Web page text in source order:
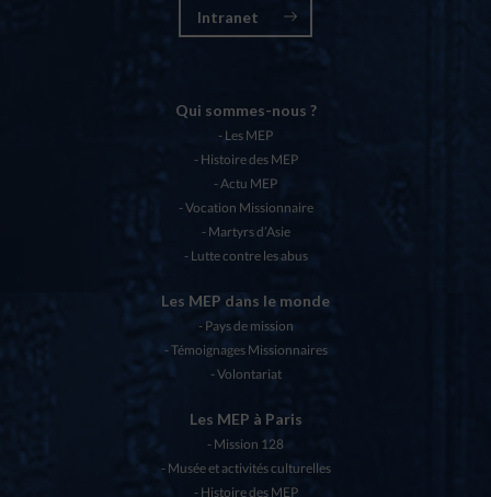
Intranet
Qui sommes-nous ?
Les MEP
Histoire des MEP
Actu MEP
Vocation Missionnaire
Martyrs d’Asie
Lutte contre les abus
Les MEP dans le monde
Pays de mission
Témoignages Missionnaires
Volontariat
Les MEP à Paris
Mission 128
Musée et activités culturelles
Histoire des MEP